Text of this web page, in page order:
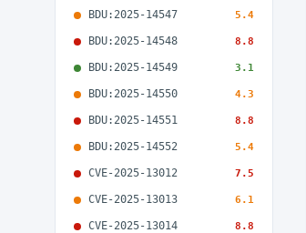
BDU:2025-14547 5.4
BDU:2025-14548 8.8
BDU:2025-14549 3.1
BDU:2025-14550 4.3
BDU:2025-14551 8.8
BDU:2025-14552 5.4
CVE-2025-13012 7.5
CVE-2025-13013 6.1
CVE-2025-13014 8.8